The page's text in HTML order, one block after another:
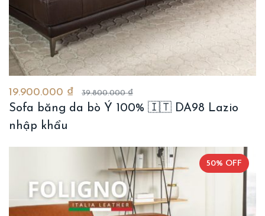
19.900.000 ₫ 39.800.000 ₫
Sofa băng da bò Ý 100% 🇮🇹 DA98 Lazio
nhập khẩu
50% OFF